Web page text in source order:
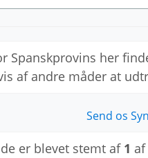
Spanskprovins her
af andre måder at
Send os
er blevet stemt af 1